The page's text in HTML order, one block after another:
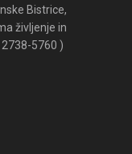
Bistrice,
življenje in
2738-5760 )